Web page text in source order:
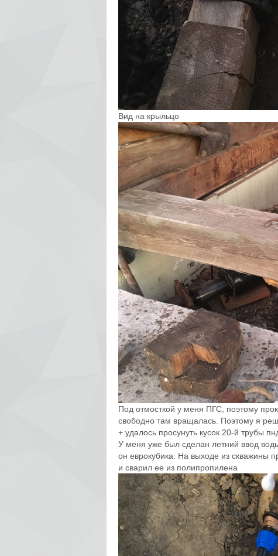
Вид на крыльцо
Под отмосткой у меня ПГС, поэтому
свободно там вращалась. Поэтому я
+ удалось просунуть кусок 20-й трубы
У меня уже был сделан летний ввод
он еврокубика. На выходе из скважины
и сварил ее из полипропилена